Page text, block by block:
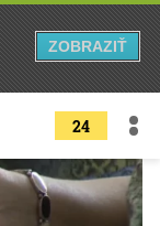
24
ZOBRAZIŤ